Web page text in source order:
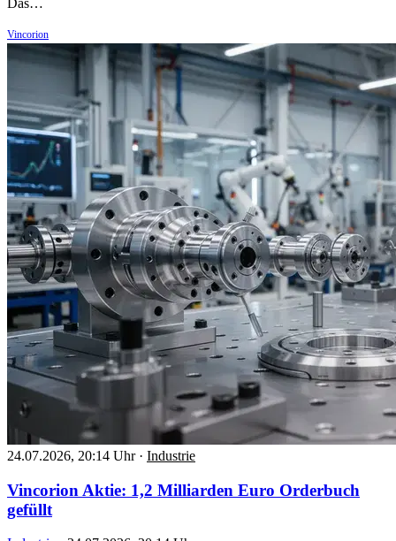
Das…
Vincorion
24.07.2026, 20:14 Uhr · Industrie
Vincorion Aktie: 1,2 Milliarden Euro Orderbuch
gefüllt